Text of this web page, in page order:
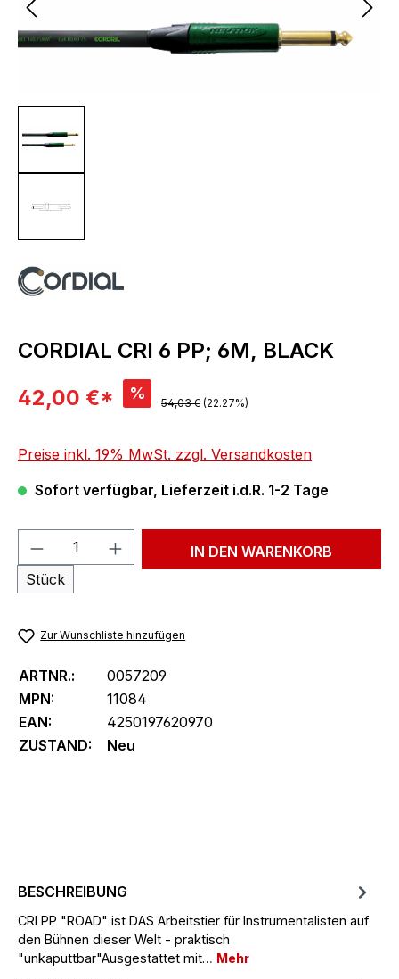
CORDIAL CRI 6 PP; 6M, BLACK
Verkaufspreis:
42,00 €* % Regulärer Preis:
54,03 € (22.27%)
Preise inkl. 19% MwSt. zzgl. Versandkosten
Sofort verfügbar, Lieferzeit i.d.R. 1-2 Tage
Produkt Anzahl: Gib den
Stück
IN DEN WARENKORB
Zur Wunschliste hinzufügen
ARTNR.:
0057209
MPN:
11084
EAN:
4250197620970
ZUSTAND:
Neu
BESCHREIBUNG
CRI PP "ROAD" ist DAS Arbeitstier für Instrumentalisten auf
den Bühnen dieser Welt - praktisch
"unkaputtbar"Ausgestattet mit… Mehr